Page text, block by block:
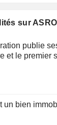
sur
publie
et le premier
un bien